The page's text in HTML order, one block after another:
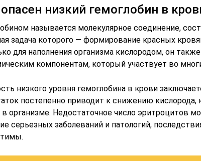
низкий гемоглобин в
называется молекулярное соединение,
задача которого — формирование красных
для наполнения организма кислородом, он
компонентам, который участвует во
низкого уровня гемоглобина в крови
постепенно приводит к снижению
в организме. Недостаточное число эритроцитов
серьезных заболеваний и патологий,